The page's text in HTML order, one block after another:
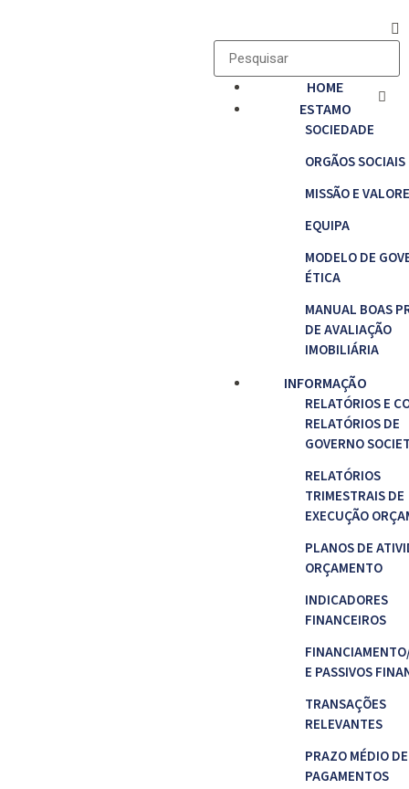
HOME
ESTAMO
SOCIEDADE
ORGÃOS SOCIAIS
MISSÃO E
EQUIPA
MODELO DE
ÉTICA
MANUAL BOAS
DE AVALIAÇÃO
IMOBILIÁRIA
INFORMAÇÃO
RELATÓRIOS E
RELATÓRIOS DE
GOVERNO
RELATÓRIOS
TRIMESTRAIS DE
EXECUÇÃO
PLANOS DE
ORÇAMENTO
INDICADORES
FINANCEIROS
E PASSIVOS
TRANSAÇÕES
RELEVANTES
PRAZO MÉDIO DE
PAGAMENTOS